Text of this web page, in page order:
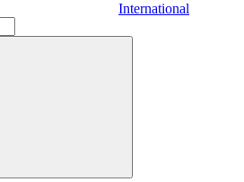
International